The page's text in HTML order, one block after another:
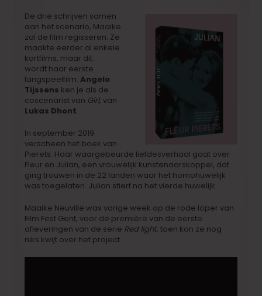
De drie schrijven samen
aan het scenario, Maaike
zal de film regisseren. Ze
maakte eerder al enkele
kortfilms, maar dit
wordt haar eerste
langspeelfilm.Angelo
Tijssens ken je als de
coscenarist van Girl,van
Lukas Dhont.
In september 2019
verscheen het boek van
Pierets. Haar waargebeurde liefdesverhaal gaat over
Fleur en Julian, een vrouwelijk kunstenaarskoppel, dat
ging trouwen in de 22 landen waar het homohuwelijk
was toegelaten. Julian stierf na het vierde huwelijk.
Maaike Neuville was vorige week op de rode loper van
Film Fest Gent, voor de première van de eerste
afleveringen van de serie Red light,toen kon ze nog
niks kwijt over het project.